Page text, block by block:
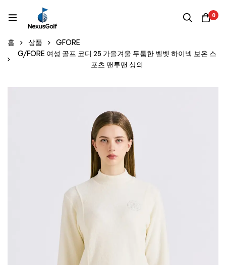
0
홈 상품
GFORE
G/FORE 여성 골프 코디 25 가을겨울 두툼한 벨벳 하이넥 보온 스
포츠 맨투맨 상의